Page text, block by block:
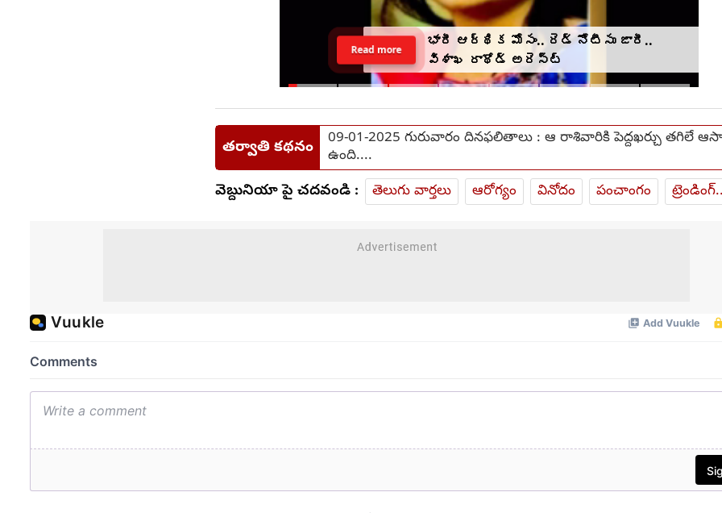
భారీ ఆర్థిక మోసం.. రెడ్ నోటీసు జారీ..
విశాఖ రాథోడ్‌‌ అరెస్ట్
Read more
తర్వాతి కథనం
09-01-2025 గురువారం దినఫలితాలు : ఆ రాశివారికి పెద్దఖర్చు తగిలే
ఉంది....
వెబ్దునియా పై చదవండి : తెలుగు వార్తలు ఆరోగ్యం వినోదం పంచాంగం ట్రెండింగ్..